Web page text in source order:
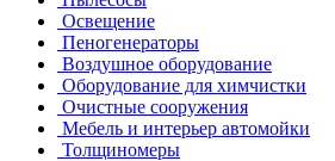
Освещение
Пеногенераторы
Воздушное оборудование
Оборудование для химчистки
Очистные сооружения
Мебель и интерьер автомойки
Толщиномеры